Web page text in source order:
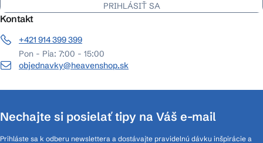
PRIHLÁSIŤ SA
Kontakt
+421 914 399 399
Pon - Pia: 7:00 - 15:00
objednavky@heavenshop.sk
Nechajte si posielať tipy na Váš e-mail
Prihláste sa k odberu newslettera a dostávajte pravidelnú dávku inšpirácie a